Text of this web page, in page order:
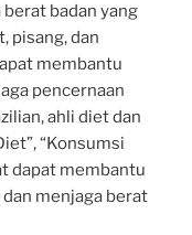
badan yang
pisang, dan
membantu
pencernaan
ahli diet dan
“Konsumsi
dapat membantu
menjaga berat